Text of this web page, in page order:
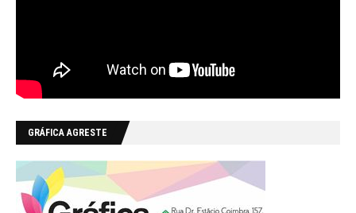
GRÁFICA AGRESTE